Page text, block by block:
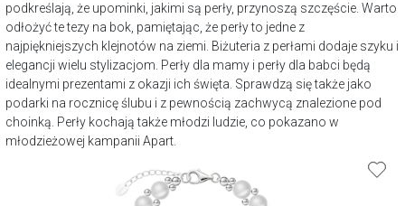
podkreślają, że upominki, jakimi są perły, przynoszą szczęście. Warto
odłożyć te tezy na bok, pamiętając, że perły to jedne z
najpiękniejszych klejnotów na ziemi. Biżuteria z perłami dodaje szyku i
elegancji wielu stylizacjom. Perły dla mamy i perły dla babci będą
idealnymi prezentami z okazji ich święta. Sprawdzą się także jako
podarki na rocznicę ślubu i z pewnością zachwycą znalezione pod
choinką. Perły kochają także młodzi ludzie, co pokazano w
młodzieżowej kampanii Apart.